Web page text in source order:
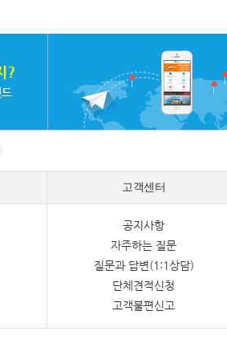
고객센터
공지사항
자주하는 질문
질문과 답변(1:1상담)
단체견적신청
고객불편신고